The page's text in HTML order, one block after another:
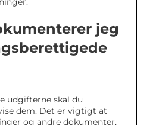
jeg
udgifterne skal du
dem. Det er vigtigt at
og andre dokumenter,